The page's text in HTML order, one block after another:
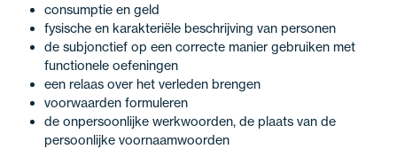
consumptie en geld
fysische en karakteriële beschrijving van personen
de subjonctief op een correcte manier gebruiken met
functionele oefeningen
een relaas over het verleden brengen
voorwaarden formuleren
de onpersoonlijke werkwoorden, de plaats van de
persoonlijke voornaamwoorden